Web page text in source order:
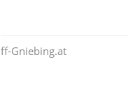
ff-Gniebing.at